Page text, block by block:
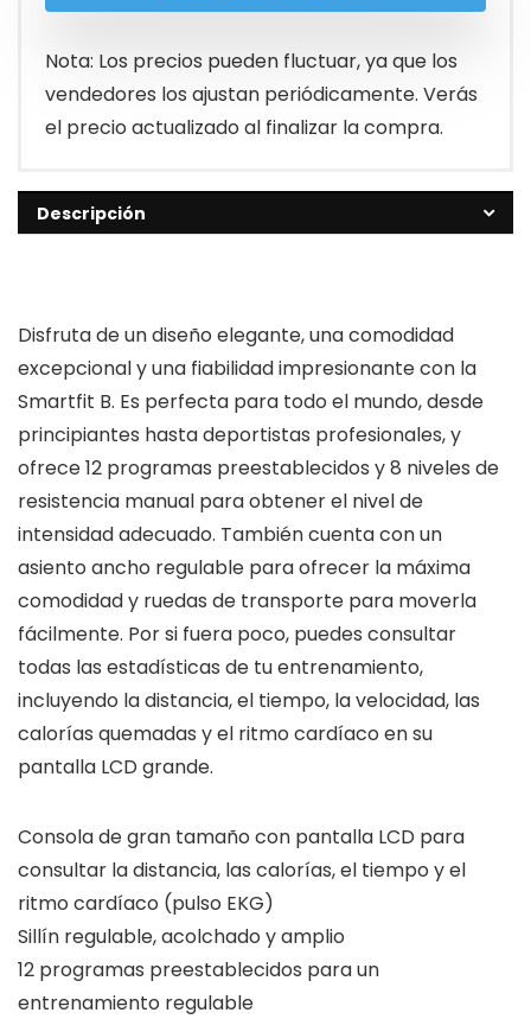
Nota: Los precios pueden fluctuar, ya que los
vendedores los ajustan periódicamente. Verás
el precio actualizado al finalizar la compra.
Descripción
Disfruta de un diseño elegante, una comodidad
excepcional y una fiabilidad impresionante con la
Smartfit B. Es perfecta para todo el mundo, desde
principiantes hasta deportistas profesionales, y
ofrece 12 programas preestablecidos y 8 niveles de
resistencia manual para obtener el nivel de
intensidad adecuado. También cuenta con un
asiento ancho regulable para ofrecer la máxima
comodidad y ruedas de transporte para moverla
fácilmente. Por si fuera poco, puedes consultar
todas las estadísticas de tu entrenamiento,
incluyendo la distancia, el tiempo, la velocidad, las
calorías quemadas y el ritmo cardíaco en su
pantalla LCD grande.
Consola de gran tamaño con pantalla LCD para
consultar la distancia, las calorías, el tiempo y el
ritmo cardíaco (pulso EKG)
Sillín regulable, acolchado y amplio
12 programas preestablecidos para un
entrenamiento regulable